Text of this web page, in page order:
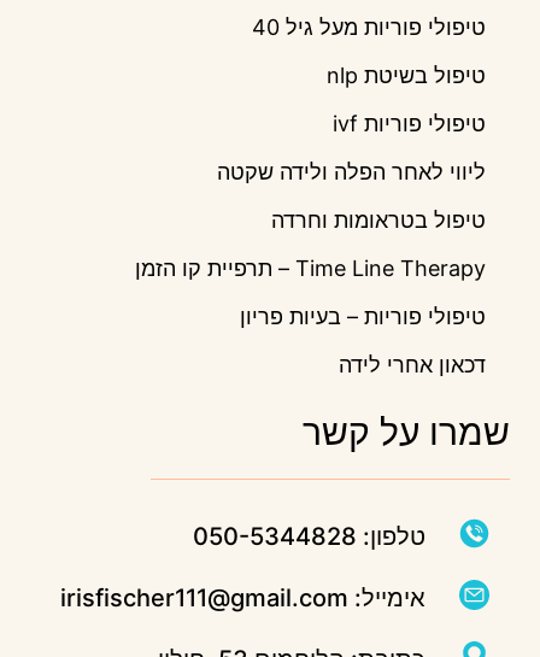
טיפולי פוריות מעל גיל 40
טיפול בשיטת nlp
טיפולי פוריות ivf
ליווי לאחר הפלה ולידה שקטה
טיפול בטראומות וחרדה
Time Line Therapy – תרפיית קו הזמן
טיפולי פוריות – בעיות פריון
דכאון אחרי לידה
שמרו על קשר
טלפון: 050-5344828
אימייל: irisfischer111@gmail.com